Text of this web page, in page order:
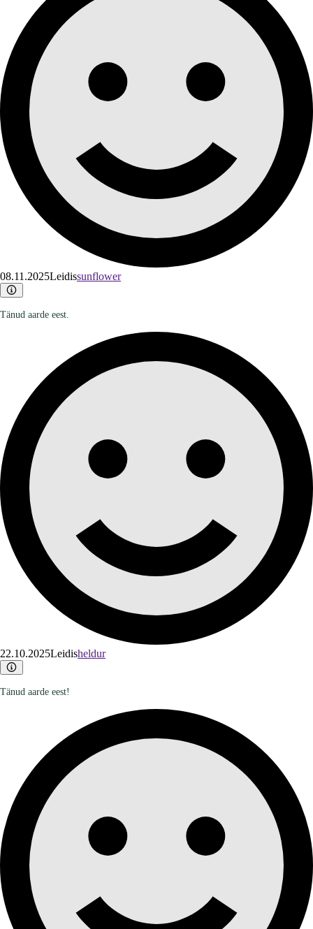
08.11.2025Leidissunflower
Tänud aarde eest.
22.10.2025Leidisheldur
Tänud aarde eest!